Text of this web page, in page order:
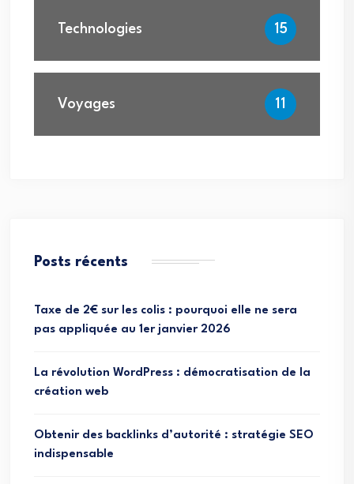
Technologies 15
Voyages 11
Posts récents
Taxe de 2€ sur les colis : pourquoi elle ne sera
pas appliquée au 1er janvier 2026
La révolution WordPress : démocratisation de la
création web
Obtenir des backlinks d’autorité : stratégie SEO
indispensable